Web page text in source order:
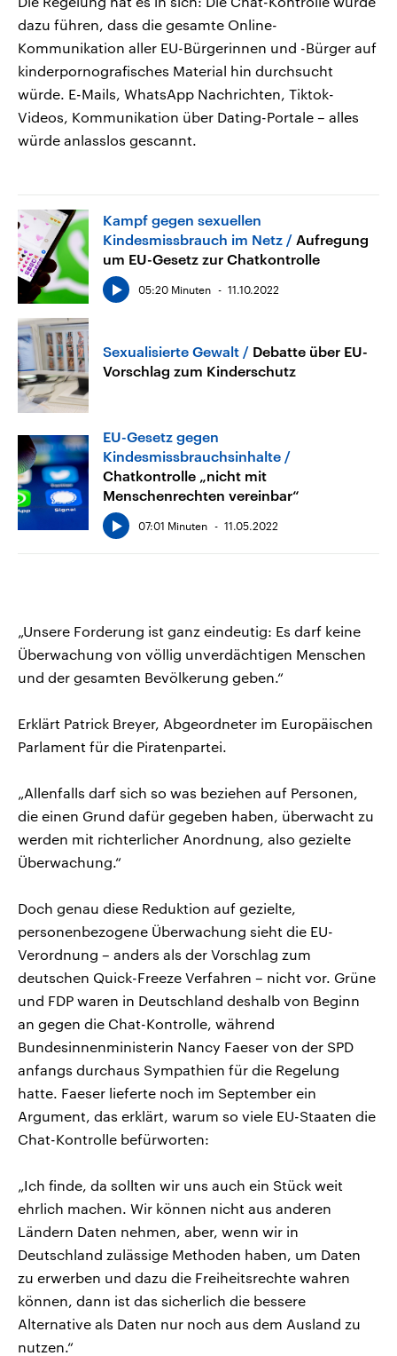
dazu führen, dass die gesamte Online-
Kommunikation aller EU-Bürgerinnen und -Bürger auf
kinderpornografisches Material hin durchsucht
würde. E-Mails, WhatsApp Nachrichten, Tiktok-
Videos, Kommunikation über Dating-Portale – alles
würde anlasslos gescannt.
Kampf gegen sexuellen
Kindesmissbrauch im Netz
Aufregung
um EU-Gesetz zur Chatkontrolle
05:20 Minuten 11.10.2022
Sexualisierte Gewalt
Debatte über EU-
Vorschlag zum Kinderschutz
EU-Gesetz gegen
Kindesmissbrauchsinhalte
Chatkontrolle „nicht mit
Menschenrechten vereinbar“
07:01 Minuten 11.05.2022
„Unsere Forderung ist ganz eindeutig: Es darf keine
Überwachung von völlig unverdächtigen Menschen
und der gesamten Bevölkerung geben.“
Erklärt Patrick Breyer, Abgeordneter im Europäischen
Parlament für die Piratenpartei.
„Allenfalls darf sich so was beziehen auf Personen,
die einen Grund dafür gegeben haben, überwacht zu
werden mit richterlicher Anordnung, also gezielte
Überwachung.“
Doch genau diese Reduktion auf gezielte,
personenbezogene Überwachung sieht die EU-
Verordnung – anders als der Vorschlag zum
deutschen Quick-Freeze Verfahren – nicht vor. Grüne
und FDP waren in Deutschland deshalb von Beginn
an gegen die Chat-Kontrolle, während
Bundesinnenministerin Nancy Faeser von der SPD
anfangs durchaus Sympathien für die Regelung
hatte. Faeser lieferte noch im September ein
Argument, das erklärt, warum so viele EU-Staaten die
Chat-Kontrolle befürworten:
„Ich finde, da sollten wir uns auch ein Stück weit
ehrlich machen. Wir können nicht aus anderen
Ländern Daten nehmen, aber, wenn wir in
Deutschland zulässige Methoden haben, um Daten
zu erwerben und dazu die Freiheitsrechte wahren
können, dann ist das sicherlich die bessere
Alternative als Daten nur noch aus dem Ausland zu
nutzen.“